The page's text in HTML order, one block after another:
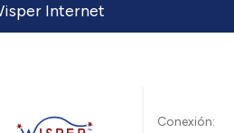
Internet
Conexión: